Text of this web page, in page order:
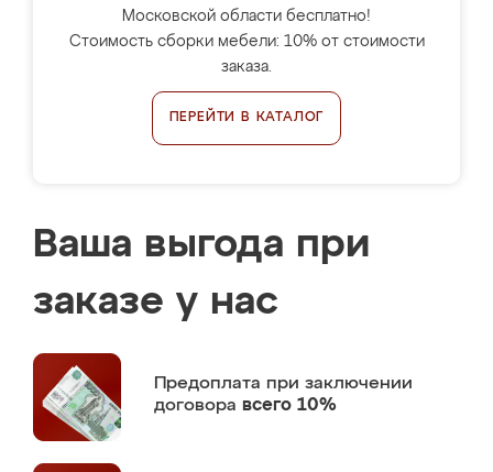
Московской области бесплатно!
Стоимость сборки мебели: 10% от стоимости
заказа.
ПЕРЕЙТИ В КАТАЛОГ
Ваша выгода при
заказе у нас
Предоплата при заключении
договора всего 10%